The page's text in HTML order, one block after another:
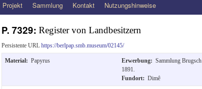
Zum
springen
Projekt Sammlung Kontakt Nutzungshinweise
P. 7329: Register von Landbesitzern
Persistente URL https://berlpap.smb.museum/02145/
Material: Papyrus Erwerbung: Sammlung Brugsch
1891.
Fundort: Dimê